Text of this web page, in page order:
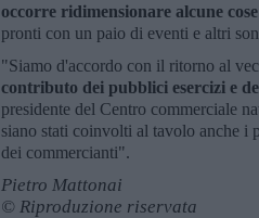
occorre ridimensionare alcune cose
pronti con un paio di eventi e altri
"Siamo d'accordo con il ritorno al
contributo dei pubblici esercizi e
presidente del Centro commerciale
siano stati coinvolti al tavolo anche i
dei commercianti".
Pietro Mattonai
© Riproduzione riservata